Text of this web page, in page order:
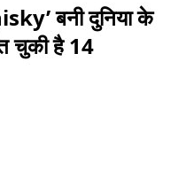
बनी दुनिया के
चुकी है 14